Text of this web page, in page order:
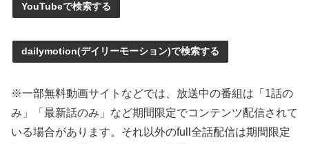
YouTubeで検索する
dailymotion(デイリーモーション)で検索する
※一部無料動画サイトなどでは、放送中の番組は「1話の
み」「最新話のみ」など期間限定でコンテンツ配信されて
いる場合があります。それ以外のfull全話配信は期間限定